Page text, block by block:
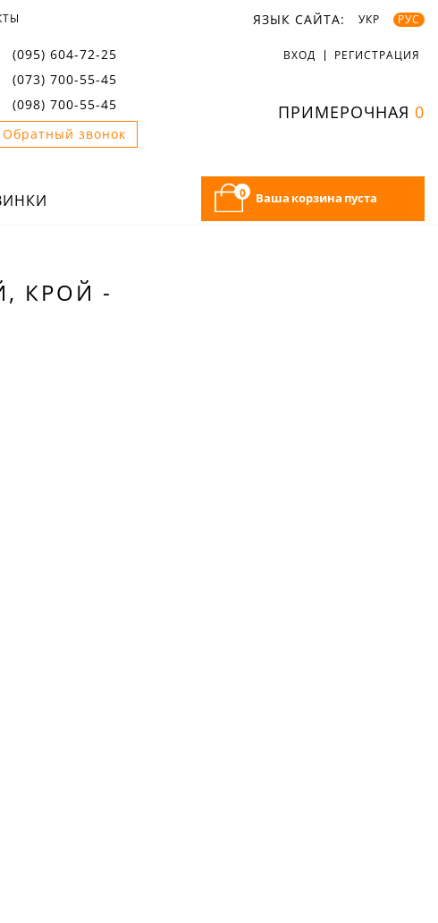
ЯЗЫК САЙТА: УКР РУС
(095) 604-72-25
(073) 700-55-45
(098) 700-55-45
Обратный звонок
ВХОД РЕГИСТРАЦИЯ
ПРИМЕРОЧНАЯ 0
0 Ваша корзина пуста
КРОЙ -